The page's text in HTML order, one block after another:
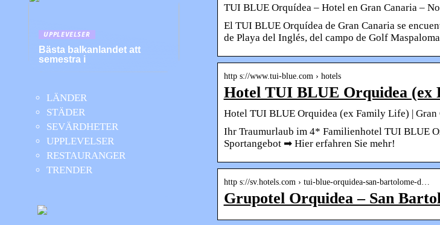
TUI BLUE Orquídea – Hotel en Gran Canaria –
El TUI BLUE Orquídea de Gran Canaria se
de Playa del Inglés, del campo de Golf
http s://www.tui-blue.com › hotels
Hotel TUI BLUE Orquidea
Hotel TUI BLUE Orquidea (ex Family Life) | Gran
Ihr Traumurlaub im 4* Familienhotel TUI BLUE
Sportangebot ➡ Hier erfahren Sie mehr!
http s://sv.hotels.com › tui-blue-orquidea-san-bartolome-d…
Grupotel Orquidea – San
UPPLEVELSER
Bästa balkanlandet att
semestra i
LÄNDER
STÄDER
SEVÄRDHETER
UPPLEVELSER
RESTAURANGER
TRENDER